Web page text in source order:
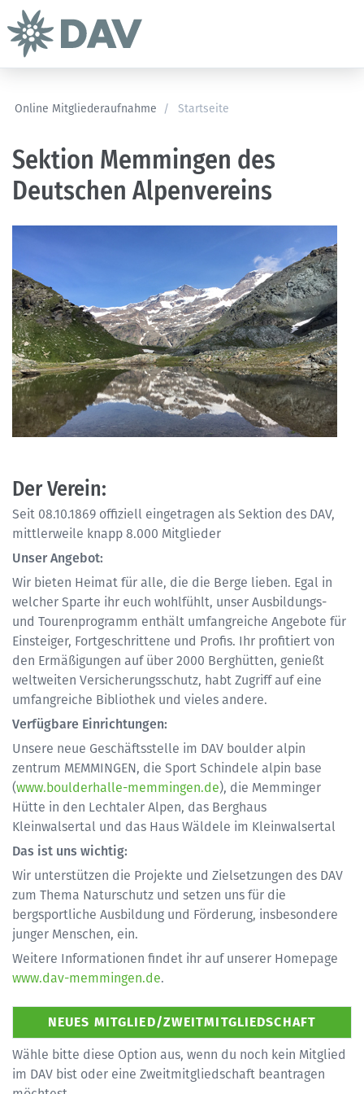
Online Mitgliederaufnahme / Startseite
Sektion Memmingen des
Deutschen Alpenvereins
Der Verein:
Seit 08.10.1869 offiziell eingetragen als Sektion des DAV,
mittlerweile knapp 8.000 Mitglieder
Unser Angebot:
Wir bieten Heimat für alle, die die Berge lieben. Egal in
welcher Sparte ihr euch wohlfühlt, unser Ausbildungs-
und Tourenprogramm enthält umfangreiche Angebote für
Einsteiger, Fortgeschrittene und Profis. Ihr profitiert von
den Ermäßigungen auf über 2000 Berghütten, genießt
weltweiten Versicherungsschutz, habt Zugriff auf eine
umfangreiche Bibliothek und vieles andere.
Verfügbare Einrichtungen:
Unsere neue Geschäftsstelle im DAV boulder alpin
zentrum MEMMINGEN, die Sport Schindele alpin base
(www.boulderhalle-memmingen.de), die Memminger
Hütte in den Lechtaler Alpen, das Berghaus
Kleinwalsertal und das Haus Wäldele im Kleinwalsertal
Das ist uns wichtig:
Wir unterstützen die Projekte und Zielsetzungen des DAV
zum Thema Naturschutz und setzen uns für die
bergsportliche Ausbildung und Förderung, insbesondere
junger Menschen, ein.
Weitere Informationen findet ihr auf unserer Homepage
www.dav-memmingen.de.
Wähle bitte diese Option aus, wenn du noch kein Mitglied
im DAV bist oder eine Zweitmitgliedschaft beantragen